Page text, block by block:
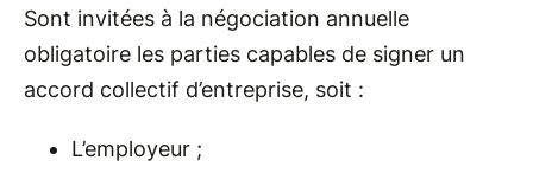
Sont invitées à la négociation annuelle
obligatoire les parties capables de signer un
accord collectif d’entreprise, soit :
L’employeur ;